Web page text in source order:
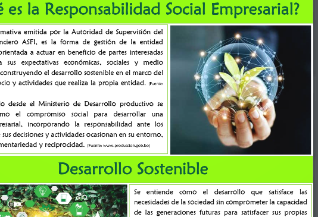
Categoría: No hay comentarios
Boletin informativo RSE
N°4 2022
Attached Files
es la Responsabilidad Social Empresarial?
emitida  por  la  Autoridad  de  Supervisión  del
ASFI,  es la  forma  de  gestión  de  la  entidad
a actuar en beneficio de partes interesadas
sus expectativas económicas, sociales y
medio
el desarrollo sostenible en el marco del
y actividades que realiza la propia entidad.
(Fuente:
desde  el  Ministerio  de  Desarrollo  productivo  se
el compromiso social para desarrollar
una
incorporando  la responsabilidad
ante  los
decisiones y actividades ocasionan en su entorno,
y reciprocidad. (Fuente: www.produccion.gob.bo)
Se entiende como el desarrollo que satisface
las
necesidades de la sociedad sin comprometer la capacidad
de  las  generaciones  futuras  para  satisfacer  sus  propias
Desarrollo Sostenible